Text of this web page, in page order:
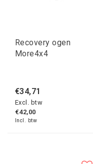
Recovery ogen
More4x4
€34,71
Excl. btw
€42,00
Incl. btw